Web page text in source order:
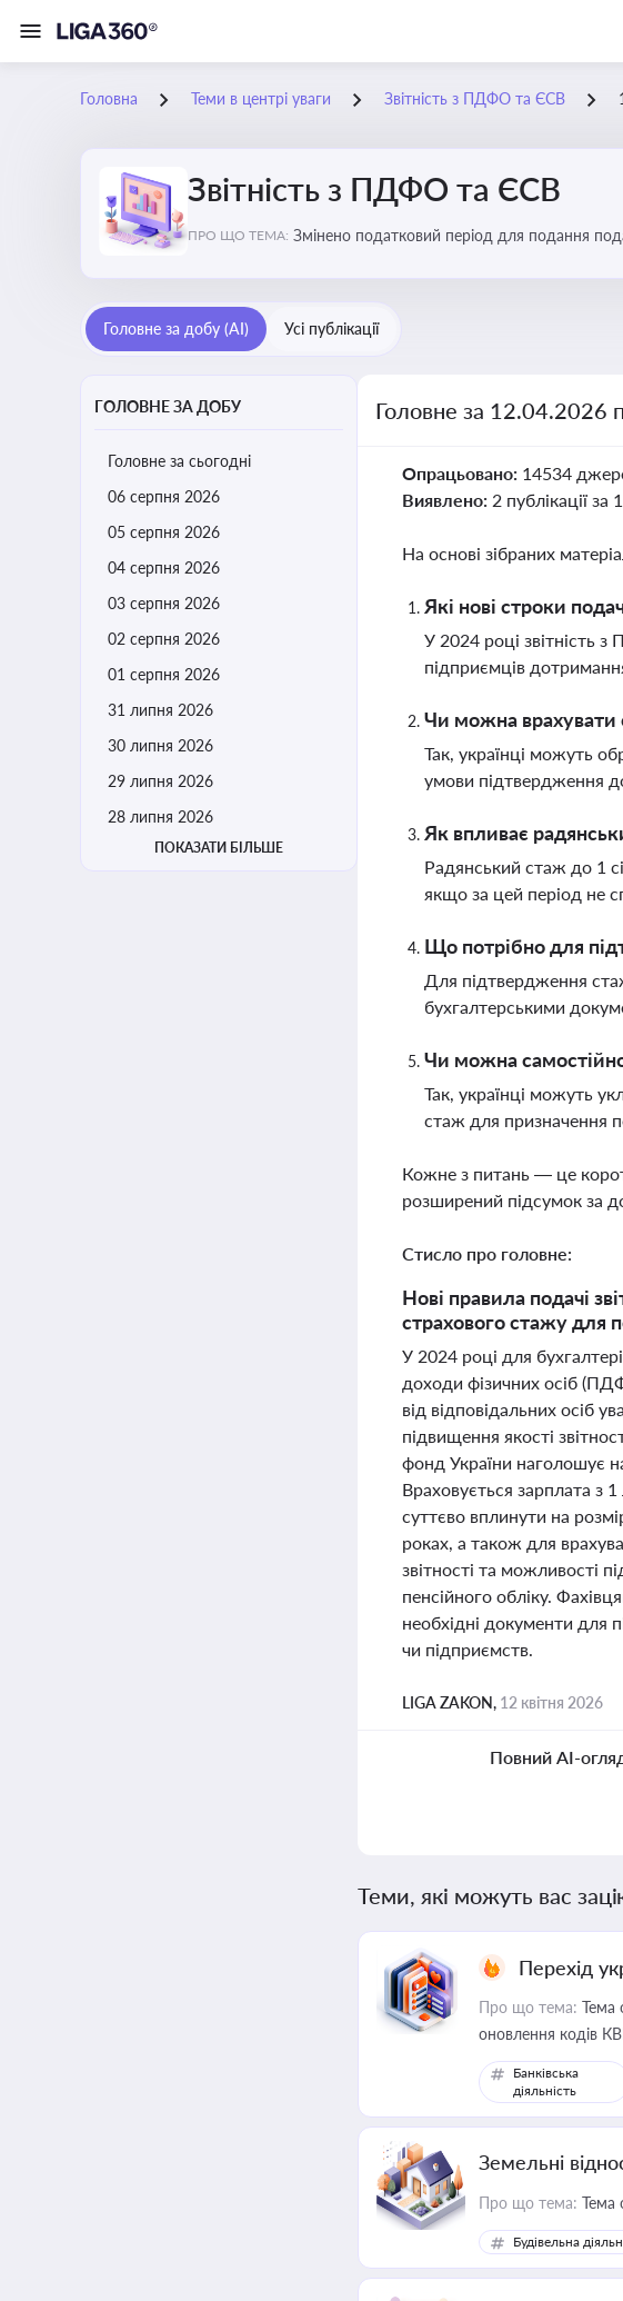
Головна Теми в центрі уваги Звітність з ПДФО та ЄСВ
Звітність з ПДФО та ЄСВ
ПРО ЩО ТЕМА: Змінено податковий період для подання
Головне за добу (AI) Усі публікації
ГОЛОВНЕ ЗА ДОБУ
Головне за сьогодні
06 серпня 2026
05 серпня 2026
04 серпня 2026
03 серпня 2026
02 серпня 2026
01 серпня 2026
31 липня 2026
30 липня 2026
29 липня 2026
28 липня 2026
ПОКАЗАТИ БІЛЬШЕ
Головне за 12.04.2026
Опрацьовано: 14534
Виявлено: 2 публікації за
На основі зібраних
Які нові строки
У 2024 році звітність
підприємців
Чи можна врахувати
Так, українці можуть
умови підтвердження
Як впливає
Радянський стаж до 1
якщо за цей період не
Що потрібно для
Для підтвердження
бухгалтерськими
Чи можна
Так, українці можуть
стаж для призначення
Кожне з питань — це
розширений підсумок за
Стисло про головне:
Нові правила подачі
страхового стажу для
У 2024 році для
доходи фізичних осіб
від відповідальних осіб
підвищення якості
фонд України наголошує
Враховується зарплата з
суттєво вплинути на
роках, а також для
звітності та можливості
пенсійного обліку.
необхідні документи для
чи підприємств.
LIGA ZAKON, 12 квітня 2026
Повний AI-
Теми, які можуть вас
Перехід
Про що тема: Тема
оновлення кодів
Банківська
діяльність
Земельні
Про що тема: Тема
Будівельна